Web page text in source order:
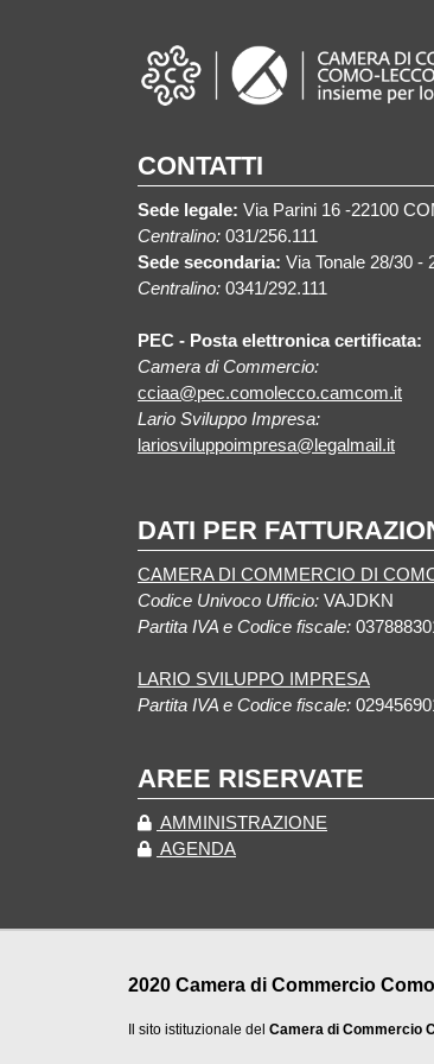
CONTATTI
Sede legale: Via Parini 16 -22100
Centralino: 031/256.111
Sede secondaria: Via Tonale 28/30 -
Centralino: 0341/292.111
PEC - Posta elettronica certificata:
Camera di Commercio:
cciaa@pec.comolecco.camcom.it
Lario Sviluppo Impresa:
lariosviluppoimpresa@legalmail.it
DATI PER
CAMERA DI COMMERCIO DI
Codice Univoco Ufficio: VAJDKN
Partita IVA e Codice fiscale:
LARIO SVILUPPO IMPRESA
Partita IVA e Codice fiscale:
AREE RISERVATE
AMMINISTRAZIONE
AGENDA
2020 Camera di Commercio
Il sito istituzionale del Camera di Commercio